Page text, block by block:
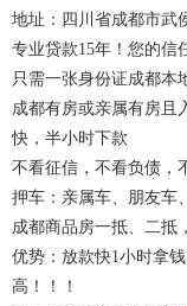
地址：四川省成都市武
专业贷款15年！您的信
只需一张身份证成都本
成都有房或亲属有房且
快，半小时下款
不看征信，不看负债，
押车：亲属车、朋友车
成都商品房一抵、二抵
优势：放款快1小时拿
高！！！